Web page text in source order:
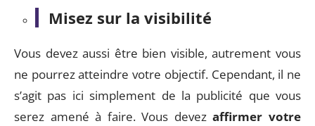
Misez sur la visibilité
Vous devez aussi être bien visible, autrement vous
ne pourrez atteindre votre objectif. Cependant, il ne
s’agit pas ici simplement de la publicité que vous
serez amené à faire. Vous devezaffirmer votre